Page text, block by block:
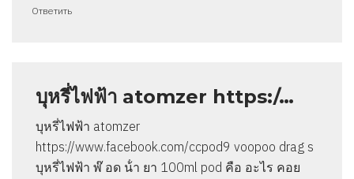
Ответить
บุหรี่ไฟฟ้า atomzer https:/…
บุหรี่ไฟฟ้า atomzer
https://www.facebook.com/ccpod9 voopoo drag s
บุหรี่ไฟฟ้า พ๊ อด น้ํา ยา 100ml pod คือ อะไร คอย